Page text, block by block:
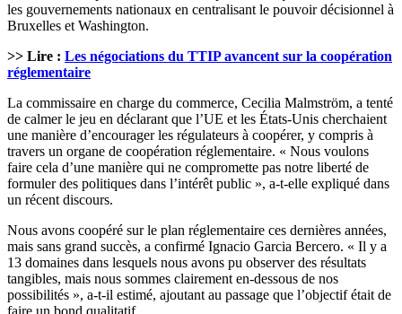
les gouvernements nationaux en centralisant le pouvoir décisionnel à
Bruxelles et Washington.
>> Lire : Les négociations du TTIP avancent sur la coopération
réglementaire
La commissaire en charge du commerce, Cecilia Malmström, a tenté
de calmer le jeu en déclarant que l’UE et les États-Unis cherchaient
une manière d’encourager les régulateurs à coopérer, y compris à
travers un organe de coopération réglementaire. « Nous voulons
faire cela d’une manière qui ne compromette pas notre liberté de
formuler des politiques dans l’intérêt public », a-t-elle expliqué dans
un récent discours.
Nous avons coopéré sur le plan réglementaire ces dernières années,
mais sans grand succès, a confirmé Ignacio Garcia Bercero. « Il y a
13 domaines dans lesquels nous avons pu observer des résultats
tangibles, mais nous sommes clairement en-dessous de nos
possibilités », a-t-il estimé, ajoutant au passage que l’objectif était de
faire un bond qualitatif.